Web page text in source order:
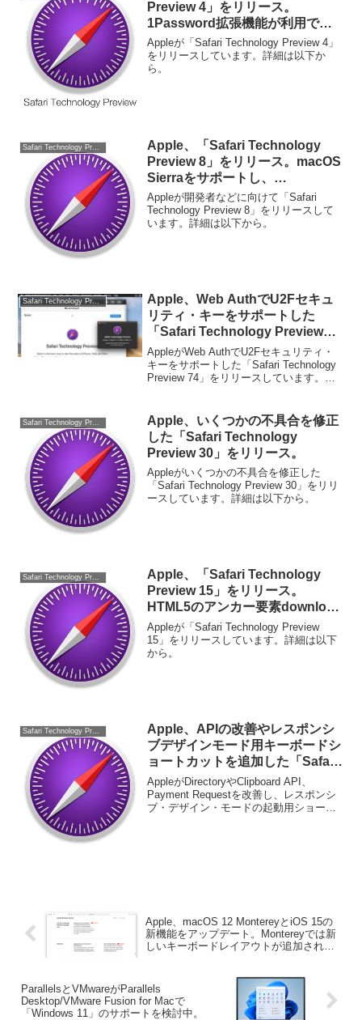
Preview 4」をリリース。
1Password拡張機能が利用でき
なくなっていた不具合などを修
正。
Appleが「Safari Technology Preview 4」
をリリースしています。詳細は以下か
ら。
Apple、「Safari Technology
Preview 8」をリリース。macOS
Sierraをサポートし、
ECMAScript 6実装率は100%へ。
Appleが開発者などに向けて「Safari
Technology Preview 8」をリリースして
います。詳細は以下から。
Safari Technology Preview
Apple、Web AuthでU2Fセキュ
リティ・キーをサポートした
「Safari Technology Preview
74」をリリース。
AppleがWeb AuthでU2Fセキュリティ・
キーをサポートした「Safari Technology
Preview 74」をリリースしています。詳
Apple、いくつかの不具合を修正
した「Safari Technology
Preview 30」をリリース。
Appleがいくつかの不具合を修正した
「Safari Technology Preview 30」をリリ
ースしています。詳細は以下から。
Apple、「Safari Technology
Preview 15」をリリース。
HTML5のアンカー要素download
属性をサポート。
Appleが「Safari Technology Preview
15」をリリースしています。詳細は以下
から。
Safari Technology Preview
Apple、APIの改善やレスポンシ
ブデザインモード用キーボードシ
ョートカットを追加した「Safari
Technology Preview 42」をリリ
ース。
AppleがDirectoryやClipboard API、
Payment Requestを改善し、レスポンシ
ブ・デザイン・モードの起動用ショート
Apple、macOS 12 MontereyとiOS 15の
新機能をアップデート。Montereyでは新
しいキーボードレイアウトが追加され、
けることも。
ParallelsとVMwareがParallels
Desktop/VMware Fusion for Macで
「Windows 11」のサポートを検討中。